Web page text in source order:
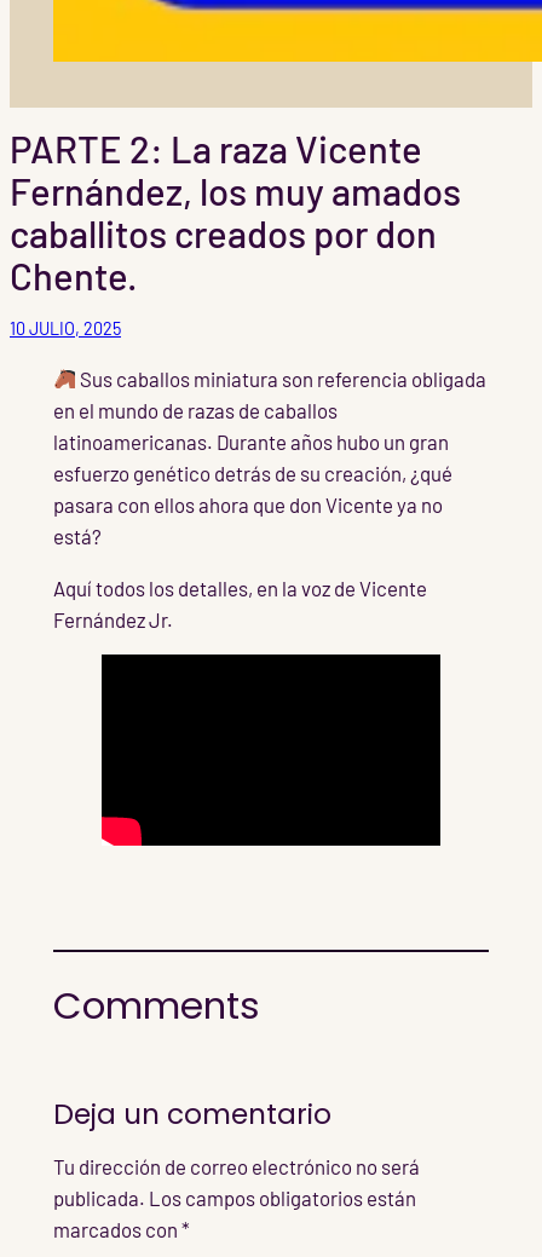
PARTE 2: La raza Vicente
Fernández, los muy amados
caballitos creados por don
Chente.
10 JULIO, 2025
Sus caballos miniatura son referencia obligada
en el mundo de razas de caballos
latinoamericanas. Durante años hubo un gran
esfuerzo genético detrás de su creación, ¿qué
pasara con ellos ahora que don Vicente ya no
está?
Aquí todos los detalles, en la voz de Vicente
Fernández Jr.
Comments
Deja un comentario
Tu dirección de correo electrónico no será
publicada. Los campos obligatorios están
marcados con *